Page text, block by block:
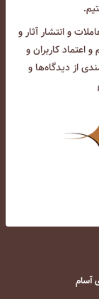
و انتشار آثار و
اعتماد کاربران و
از دیدگاه‌ها و
آسام